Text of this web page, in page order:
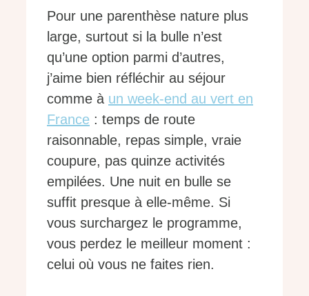
Pour une parenthèse nature plus
large, surtout si la bulle n’est
qu’une option parmi d’autres,
j’aime bien réfléchir au séjour
comme à un week-end au vert en
France : temps de route
raisonnable, repas simple, vraie
coupure, pas quinze activités
empilées. Une nuit en bulle se
suffit presque à elle-même. Si
vous surchargez le programme,
vous perdez le meilleur moment :
celui où vous ne faites rien.